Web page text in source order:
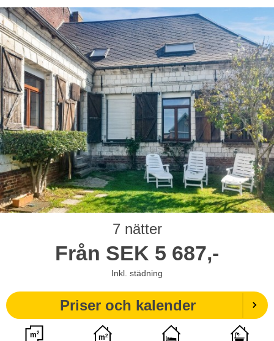
7 nätter
Från SEK 5 687,-
Inkl. städning
Priser och kalender